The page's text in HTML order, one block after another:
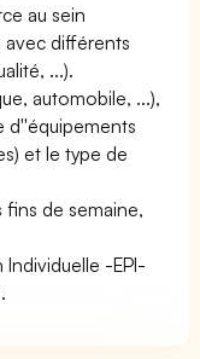
au sein
avec différents
...).
automobile, ...),
d''équipements
et le type de
fins de semaine,
-EPI-